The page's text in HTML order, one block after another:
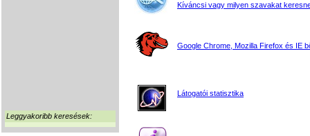
Leggyakoribb keresések:
Kíváncsi vagy milyen szavakat
Google Chrome, Mozilla Firefox és IE
Látogatói statisztika